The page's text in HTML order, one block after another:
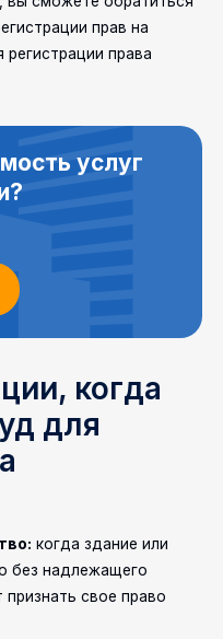
прав на
права
услуг
когда
для
когда здание или
без надлежащего
свое право